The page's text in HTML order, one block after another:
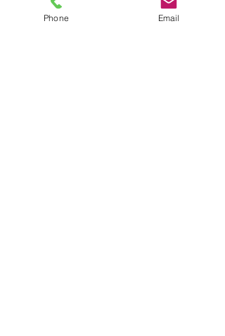
Phone Email